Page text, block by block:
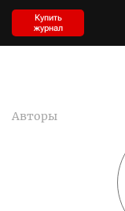
Купить
журнал
Авторы